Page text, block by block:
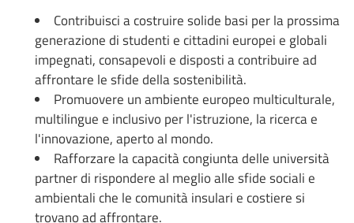
Contribuisci a costruire solide basi per la prossima
generazione di studenti e cittadini europei e globali
impegnati, consapevoli e disposti a contribuire ad
affrontare le sfide della sostenibilità.
Promuovere un ambiente europeo multiculturale,
multilingue e inclusivo per l'istruzione, la ricerca e
l'innovazione, aperto al mondo.
Rafforzare la capacità congiunta delle università
partner di rispondere al meglio alle sfide sociali e
ambientali che le comunità insulari e costiere si
trovano ad affrontare.